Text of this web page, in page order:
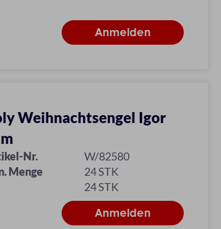
Weihnachtsengel Igor
Nr.
W/82580
Menge
24 STK
24 STK